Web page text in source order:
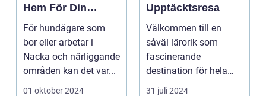
Hem För Din
Fyrbente Vän
För hundägare som
bor eller arbetar i
Nacka och närliggande
områden kan det var...
01 oktober 2024
Upptäcktsresa
Välkommen till en
såväl lärorik som
fascinerande
destination för hela
fami...
31 juli 2024